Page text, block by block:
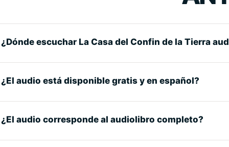
¿Dónde escuchar La Casa del Confin de la Tierra
¿El audio está disponible gratis y en español?
¿El audio corresponde al audiolibro completo?